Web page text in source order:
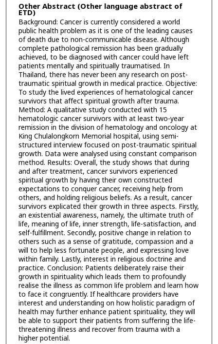
Other Abstract (Other language abstract of
ETD)
Background: Cancer is currently considered a world
public health problem as it is one of the leading causes
of death due to non-communicable disease. Although
complete pathological remission has been gradually
achieved, to be diagnosed with cancer could have left
patients mentally and spiritually traumatised. In
Thailand, there has never been any research on post-
traumatic spiritual growth in medical practice. Objective:
To study the lived experiences of hematological cancer
survivors that affect spiritual growth after trauma.
Method: A qualitative study conducted with 15
hematologic cancer survivors with at least two-year
remission in the division of hematology and oncology at
King Chulalongkorn Memorial hospital, using semi-
structured interview focused on post-traumatic spiritual
growth. Data were analysed using constant comparison
method. Results: Overall, the study shows that during
and after treatment, cancer survivors experienced
spiritual growth by having their own constructed
expectations to conquer cancer, receiving help from
others, and holding religious beliefs. As a result, cancer
survivors explicated their growth in three aspects. Firstly,
an existential awareness, namely, the ultimate truth of
life, meaning of life, inner strength, life-satisfaction, and
self-fulfillment. Secondly, positive change in relation to
others such as a sense of gratitude, compassion and a
will to help less fortunate people, and expressing love
within family. Lastly, interest in religious doctrine and
practice. Conclusion: Patients deliberately raise their
growth in spirituality which leads them to profoundly
realise the illness as common life problem and learn how
to face it congruently. If healthcare providers have
interest and understanding on how holistic paradigm of
health may further enhance patient spirituality, they will
be able to support their patients from suffering the life-
threatening illness and recover from trauma with a
higher potential.